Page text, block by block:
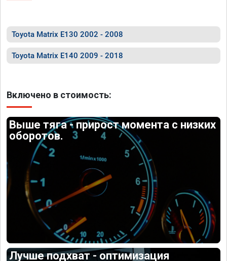
Toyota Matrix E130 2002 - 2008
Toyota Matrix E140 2009 - 2018
Включено в стоимость:
Выше тяга - прирост момента с низких
оборотов.
Лучше подхват - оптимизация